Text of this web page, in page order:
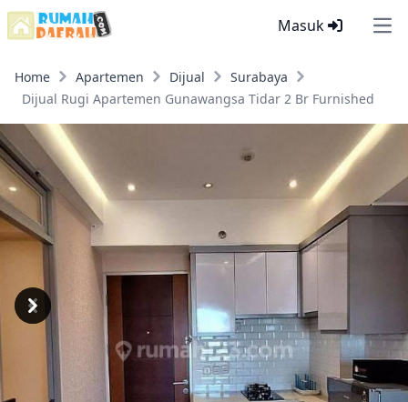
Masuk
Home Apartemen Dijual
Surabaya
Dijual Rugi Apartemen Gunawangsa Tidar 2 Br Furnished
Previous
Next